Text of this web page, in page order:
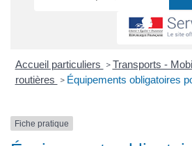
Accueil particuliers > Transports -
routières > Équipements obligatoires
Fiche pratique